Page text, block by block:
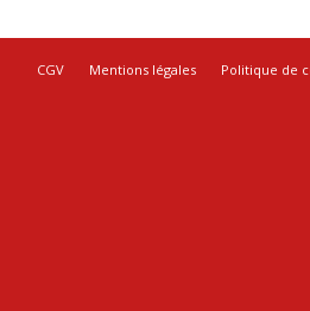
CGV Mentions légales Politique de